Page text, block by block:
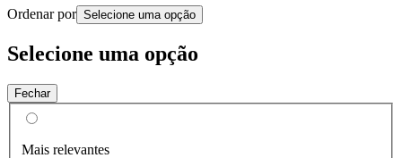
Ordenar por Selecione uma opção
Selecione uma opção
Fechar
Mais relevantes